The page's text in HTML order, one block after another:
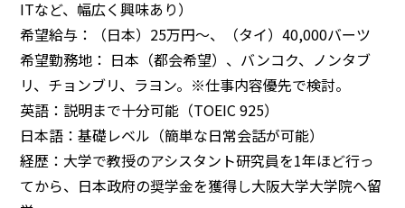
ITなど、幅広く興味あり）
希望給与：（日本）25万円～、（タイ）40,000バーツ
希望勤務地： 日本（都会希望）、バンコク、ノンタブ
リ、チョンブリ、ラヨン。※仕事内容優先で検討。
英語：説明まで十分可能（TOEIC 925）
日本語：基礎レベル（簡単な日常会話が可能）
経歴：大学で教授のアシスタント研究員を1年ほど行っ
てから、日本政府の奨学金を獲得し大阪大学大学院へ留